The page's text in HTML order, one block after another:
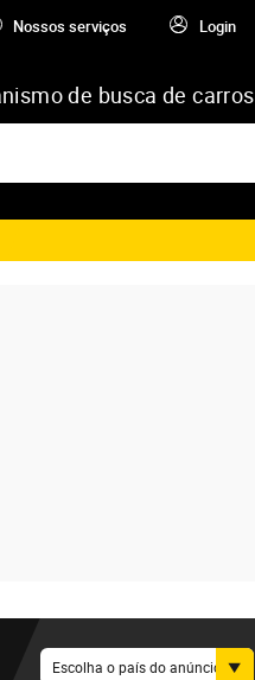
Login
Nossos serviços
de busca de carros
Escolha o país do anúncio